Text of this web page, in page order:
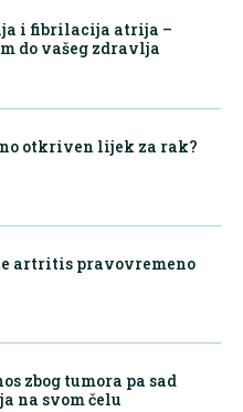
i fibrilacija atrija –
do vašeg zdravlja
otkriven lijek za rak?
artritis pravovremeno
zbog tumora pa sad
na svom čelu